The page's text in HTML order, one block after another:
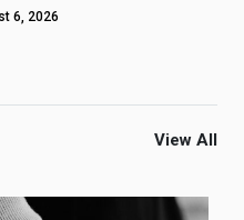
6, 2026
View All